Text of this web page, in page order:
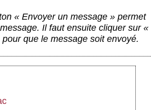
« Envoyer un message » permet
Il faut ensuite cliquer sur «
pour que le message soit envoyé.